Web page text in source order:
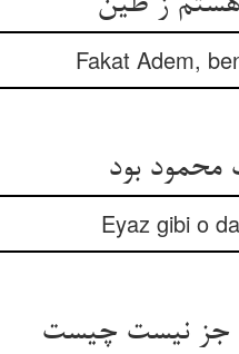
Fakat Adem,
Eyaz gibi o